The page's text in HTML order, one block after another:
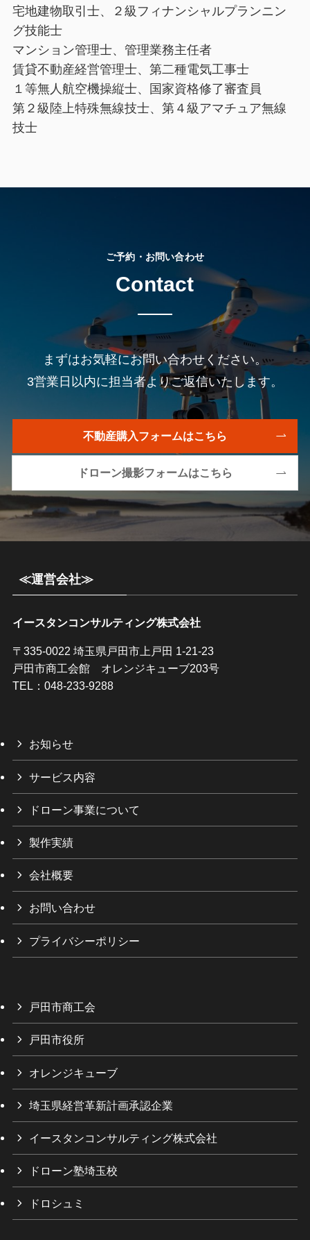
宅地建物取引士、２級フィナンシャルプランニン
グ技能士
マンション管理士、管理業務主任者
賃貸不動産経営管理士、第二種電気工事士
１等無人航空機操縦士、国家資格修了審査員
第２級陸上特殊無線技士、第４級アマチュア無線
技士
ご予約・お問い合わせ
Contact
まずはお気軽にお問い合わせください。
3営業日以内に担当者よりご返信いたします。
不動産購入フォームはこちら
ドローン撮影フォームはこちら
≪運営会社≫
イースタンコンサルティング株式会社
〒335-0022 埼玉県戸田市上戸田 1-21-23
戸田市商工会館 オレンジキューブ203号
TEL：048-233-9288
お知らせ
サービス内容
ドローン事業について
製作実績
会社概要
お問い合わせ
プライバシーポリシー
戸田市商工会
戸田市役所
オレンジキューブ
埼玉県経営革新計画承認企業
イースタンコンサルティング株式会社
ドローン塾埼玉校
ドロシュミ